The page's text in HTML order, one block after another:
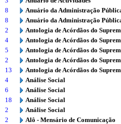
8
Anuário da Administração
8
Anuário da Administração
2
Antologia de Acórdãos do
4
Antologia de Acórdãos do
5
Antologia de Acórdãos do
2
Antologia de Acórdãos do
13
Antologia de Acórdãos do
4
Análise Social
6
Análise Social
18
Análise Social
2
Análise Social
2
Alô - Mensário de Comunicação